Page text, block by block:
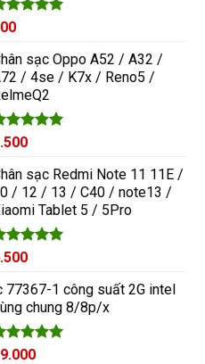
xếp
sao sạc Oppo A52 / A32 /
/ 4se / K7x / Reno5 /
xếp
sao sạc Redmi Note 11 11E /
/ 12 / 13 / C40 / note13 /
Tablet 5 / 5Pro
xếp
sao
77367-1 công suất 2G intel
chung 8/8p/x
xếp